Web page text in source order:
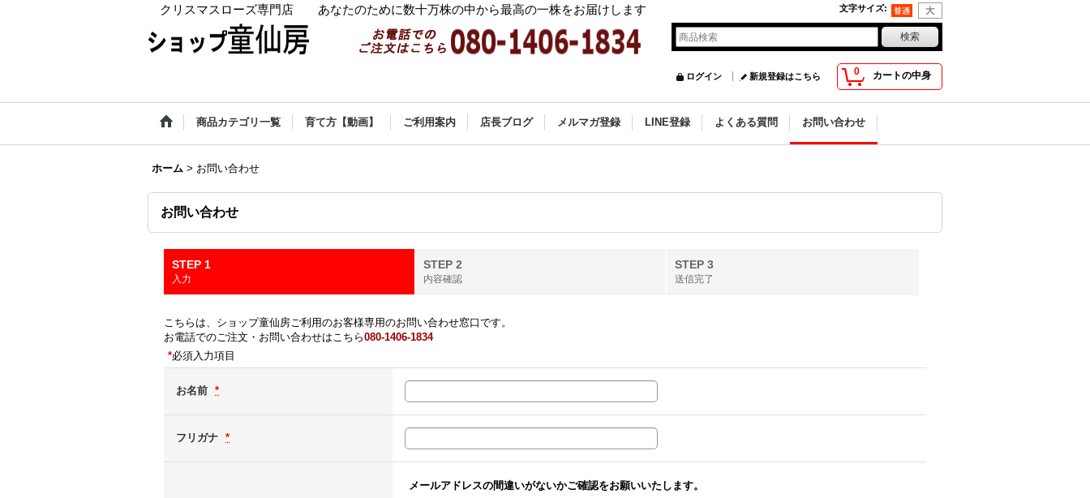
クリスマスローズ専門店 あなたのために数十万株の中から最高の一株をお届けします 文字サイズ:
0 カートの中身
ログイン 新規登録はこちら
商品カテゴリ一覧 育て方【動画】 ご利用案内 店長ブログ メルマガ登録 LINE登録 よくある質問 お問い合わせ
ホーム > お問い合わせ
お問い合わせ
STEP 1
入力
STEP 2
内容確認
STEP 3
送信完了
こちらは、ショップ童仙房ご利用のお客様専用のお問い合わせ窓口です。
お電話でのご注文・お問い合わせはこちら080-1406-1834
*必須入力項目
お名前 *
フリガナ *
メールアドレスの間違いがないかご確認をお願いいたします。